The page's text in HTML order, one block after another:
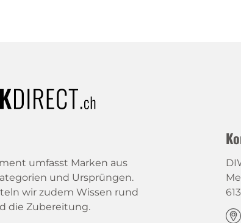
umfasst Marken aus
und Ursprüngen.
wir zudem Wissen rund
die Zubereitung.